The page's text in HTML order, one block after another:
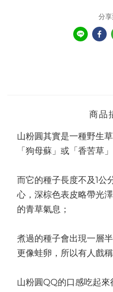
分
商品
山粉圓其實是一種野生
「狗母蘇」或「香苦草」
而它的種子長度不及1公
心，深棕色表皮略帶光
的青草氣息；
煮過的種子會出現一層
更像蛙卵，所以有人戲
山粉圓QQ的口感吃起來